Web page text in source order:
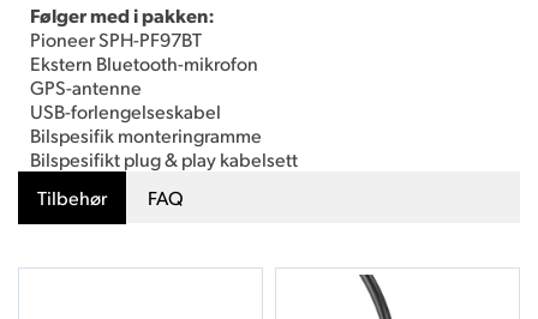
Følger med i pakken:
Pioneer SPH-PF97BT
Ekstern Bluetooth-mikrofon
GPS-antenne
USB-forlengelseskabel
Bilspesifik monteringramme
Bilspesifikt plug & play kabelsett
Tilbehør
FAQ